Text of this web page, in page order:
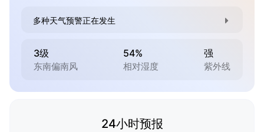
多种天气预警正在发生
3级
东南偏南风
54%
相对湿度
强
紫外线
24小时预报